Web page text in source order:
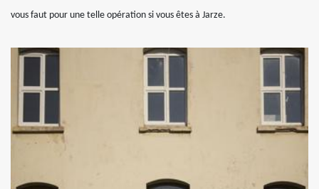
vous faut pour une telle opération si vous êtes à Jarze.